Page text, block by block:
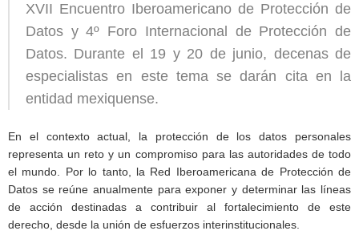
XVII Encuentro Iberoamericano de Protección de
Datos y 4º Foro Internacional de Protección de
Datos. Durante el 19 y 20 de junio, decenas de
especialistas en este tema se darán cita en la
entidad mexiquense.
En el contexto actual, la protección de los datos personales
representa un reto y un compromiso para las autoridades de todo
el mundo. Por lo tanto, la Red Iberoamericana de Protección de
Datos se reúne anualmente para exponer y determinar las líneas
de acción destinadas a contribuir al fortalecimiento de este
derecho, desde la unión de esfuerzos interinstitucionales.